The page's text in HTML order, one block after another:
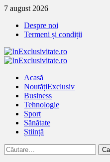
Treci
continut
7 august 2026
Despre noi
Termeni și condiții
Primary
Acasă
NoutățiExclusiv
Business
Tehnologie
Sport
Sănătate
Știință
Caută
după: